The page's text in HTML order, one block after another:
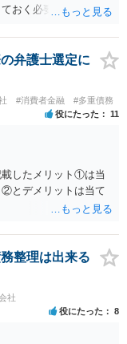
おく必要がありま
弁護士選定に
#消費者金融 #多重債務
役にたった 11
載したメリット①は当
②とデメリットは当て
整理は出来る
社
役にたった 8